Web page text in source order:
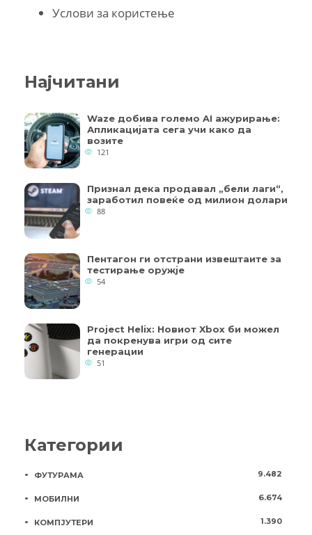
Услови за користење
Најчитани
Waze добива големо AI ажурирање:
Апликацијата сега учи како да
возите
121
Признал дека продавал „бели лаги“,
заработил повеќе од милион долари
88
Пентагон ги отстрани извештаите за
тестирање оружје
54
Project Helix: Новиот Xbox би можел
да покренува игри од сите
генерации
51
Категории
ФУТУРАМА 9.482
МОБИЛНИ 6.674
КОМПЈУТЕРИ 1.390